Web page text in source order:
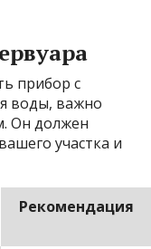
прибор с
воды, важно
Он должен
участка и
Рекомендация